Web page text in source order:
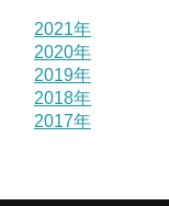
2021年
2020年
2019年
2018年
2017年